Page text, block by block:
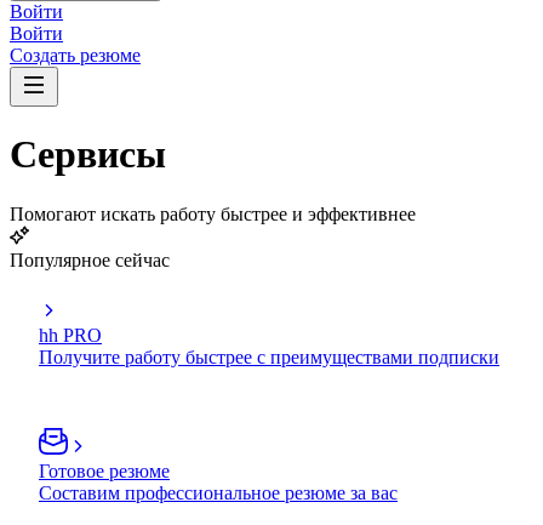
Войти
Войти
Создать резюме
Сервисы
Помогают искать работу быстрее и эффективнее
Популярное сейчас
hh PRO
Получите работу быстрее с преимуществами подписки
Готовое резюме
Составим профессиональное резюме за вас